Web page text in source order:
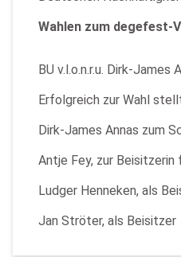
Wahlen zum degefest-
BU v.l.o.n.r.u. Dirk-
Erfolgreich zur Wahl
Dirk-James Annas zum
Antje Fey, zur
Ludger Henneken, als
Jan Ströter, als Beisitzer